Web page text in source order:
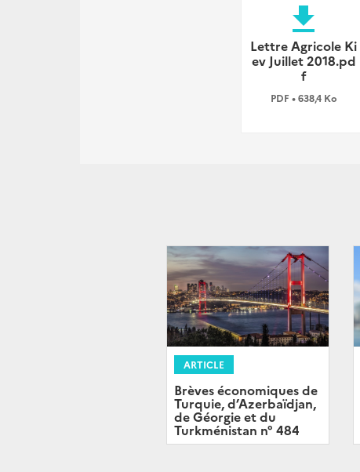
file_download
Lettre Agricole Ki
ev Juillet 2018.pd
f
PDF • 638,4 Ko
ARTICLE
Brèves économiques de
Turquie, d’Azerbaïdjan,
de Géorgie et du
Turkménistan n° 484